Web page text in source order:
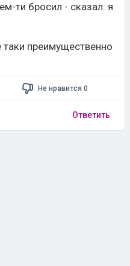
ти бросил - сказал: я
таки преимущественно
Не нравится 0
Ответить